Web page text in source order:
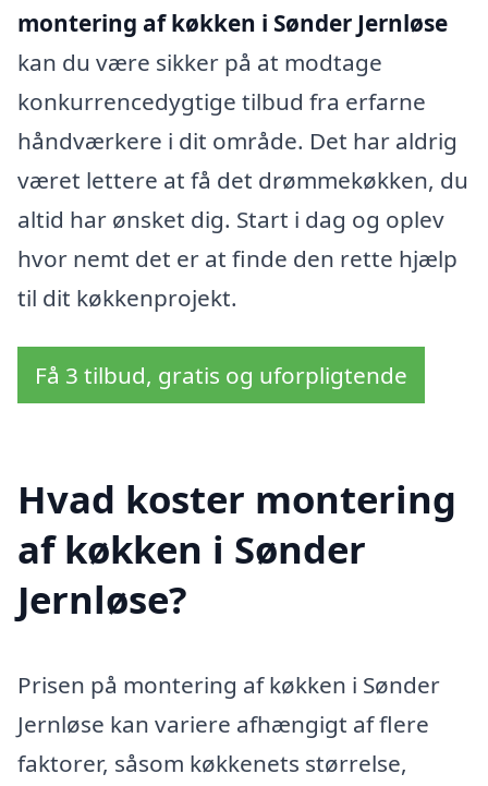
montering af køkken i Sønder Jernløse
kan du være sikker på at modtage
konkurrencedygtige tilbud fra erfarne
håndværkere i dit område. Det har aldrig
været lettere at få det drømmekøkken, du
altid har ønsket dig. Start i dag og oplev
hvor nemt det er at finde den rette hjælp
til dit køkkenprojekt.
Få 3 tilbud, gratis og uforpligtende
Hvad koster montering
af køkken i Sønder
Jernløse?
Prisen på montering af køkken i Sønder
Jernløse kan variere afhængigt af flere
faktorer, såsom køkkenets størrelse,